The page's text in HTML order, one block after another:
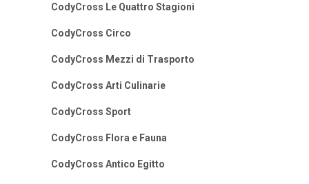
CodyCross Le Quattro Stagioni
CodyCross Circo
CodyCross Mezzi di Trasporto
CodyCross Arti Culinarie
CodyCross Sport
CodyCross Flora e Fauna
CodyCross Antico Egitto